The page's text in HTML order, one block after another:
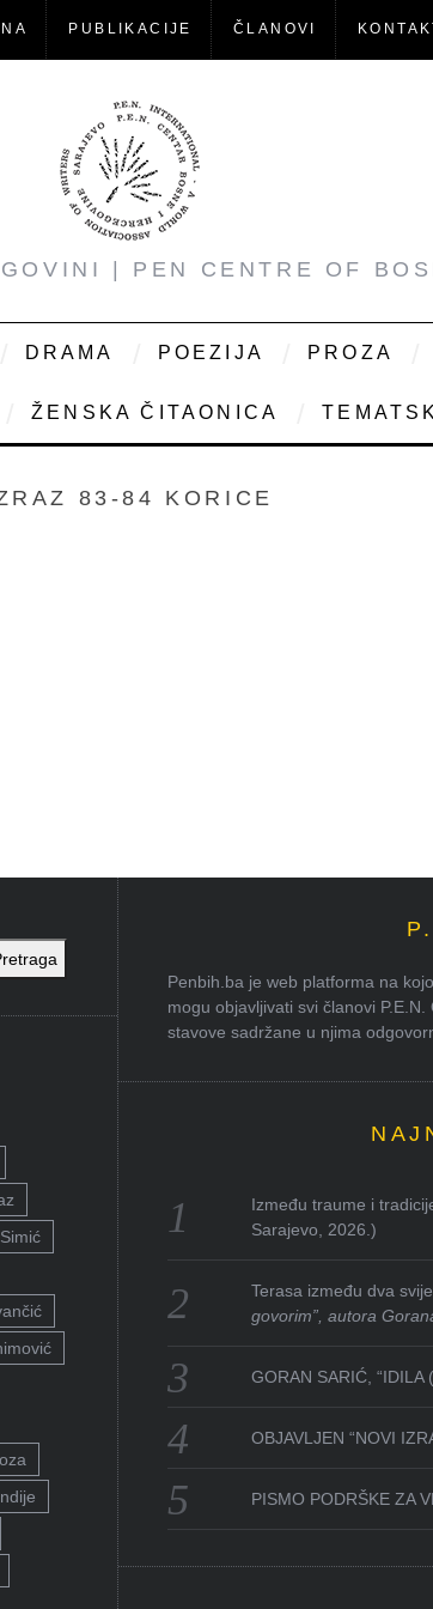
PUBLIKACIJE ČLANOVI
| PEN CENTRE OF
DRAMA POEZIJA PROZA
ŽENSKA ČITAONICA
83-84 KORICE
Penbih.ba je web platforma na
mogu objavljivati svi članovi
stavove sadržane u njima
Između traume i
Sarajevo, 2026.)
Terasa između dva
govorim”, autora
GORAN SARIĆ, “IDILA
OBJAVLJEN “NOVI
PISMO PODRŠKE ZA